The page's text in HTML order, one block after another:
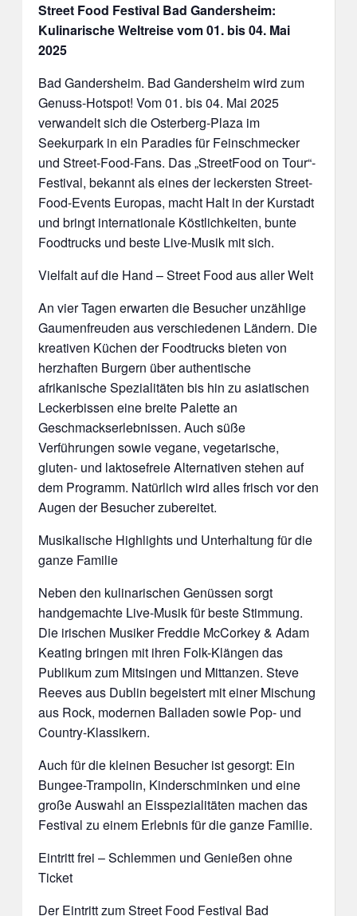
Street Food Festival Bad Gandersheim:
Kulinarische Weltreise vom 01. bis 04. Mai
2025
Bad Gandersheim. Bad Gandersheim wird zum
Genuss-Hotspot! Vom 01. bis 04. Mai 2025
verwandelt sich die Osterberg-Plaza im
Seekurpark in ein Paradies für Feinschmecker
und Street-Food-Fans. Das „StreetFood on Tour“-
Festival, bekannt als eines der leckersten Street-
Food-Events Europas, macht Halt in der Kurstadt
und bringt internationale Köstlichkeiten, bunte
Foodtrucks und beste Live-Musik mit sich.
Vielfalt auf die Hand – Street Food aus aller Welt
An vier Tagen erwarten die Besucher unzählige
Gaumenfreuden aus verschiedenen Ländern. Die
kreativen Küchen der Foodtrucks bieten von
herzhaften Burgern über authentische
afrikanische Spezialitäten bis hin zu asiatischen
Leckerbissen eine breite Palette an
Geschmackserlebnissen. Auch süße
Verführungen sowie vegane, vegetarische,
gluten- und laktosefreie Alternativen stehen auf
dem Programm. Natürlich wird alles frisch vor den
Augen der Besucher zubereitet.
Musikalische Highlights und Unterhaltung für die
ganze Familie
Neben den kulinarischen Genüssen sorgt
handgemachte Live-Musik für beste Stimmung.
Die irischen Musiker Freddie McCorkey & Adam
Keating bringen mit ihren Folk-Klängen das
Publikum zum Mitsingen und Mittanzen. Steve
Reeves aus Dublin begeistert mit einer Mischung
aus Rock, modernen Balladen sowie Pop- und
Country-Klassikern.
Auch für die kleinen Besucher ist gesorgt: Ein
Bungee-Trampolin, Kinderschminken und eine
große Auswahl an Eisspezialitäten machen das
Festival zu einem Erlebnis für die ganze Familie.
Eintritt frei – Schlemmen und Genießen ohne
Ticket
Der Eintritt zum Street Food Festival Bad